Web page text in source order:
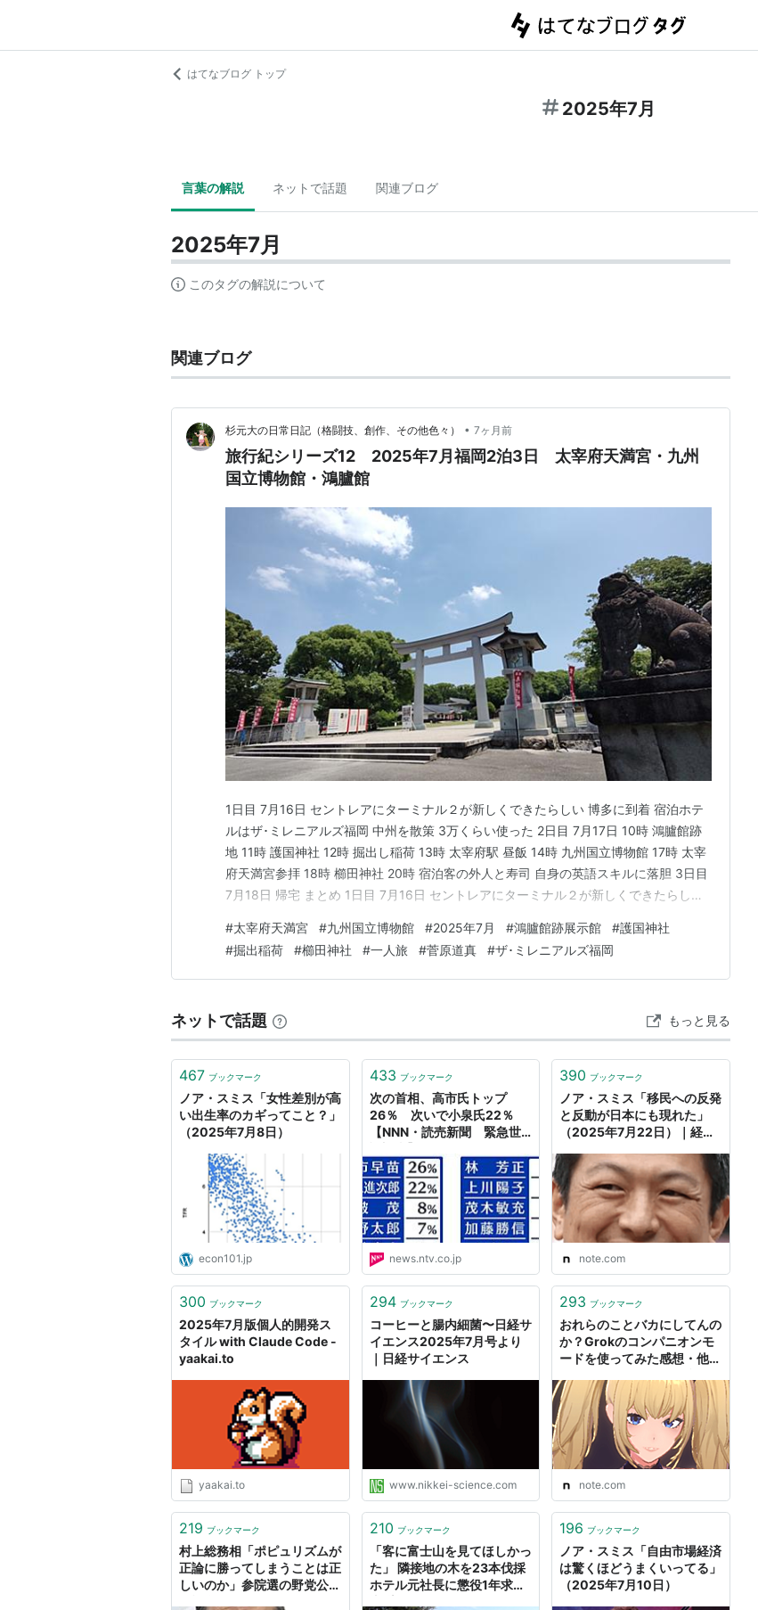
はてなブログ トップ
2025年7月
言葉の解説 ネットで話題 関連ブログ
2025年7月
このタグの解説について
関連ブログ
杉元大の日常日記（格闘技、創作、その他色々） • 7ヶ月前
旅行紀シリーズ12 2025年7月福岡2泊3日 太宰府天満宮・九州
国立博物館・鴻臚館
1日目 7月16日 セントレアにターミナル２が新しくできたらしい 博多に到着 宿泊ホテ
ルはザ･ミレニアルズ福岡 中州を散策 3万くらい使った 2日目 7月17日 10時 鴻臚館跡
地 11時 護国神社 12時 掘出し稲荷 13時 太宰府駅 昼飯 14時 九州国立博物館 17時 太宰
府天満宮参拝 18時 櫛田神社 20時 宿泊客の外人と寿司 自身の英語スキルに落胆 3日目
7月18日 帰宅 まとめ 1日目 7月16日 セントレアにターミナル２が新しくできたらしい
ってた商店街や温泉、土産物エリアは通らずに…
#太宰府天満宮 #九州国立博物館 #2025年7月 #鴻臚館跡展示館 #護国神社
#掘出稲荷 #櫛田神社 #一人旅 #菅原道真 #ザ･ミレニアルズ福岡
ネットで話題 もっと見る
467 ブックマーク
ノア・スミス「女性差別が高
い出生率のカギってこと？」
（2025年7月8日）
econ101.jp
433 ブックマーク
次の首相、高市氏トップ
26％ 次いで小泉氏22％
【NNN・読売新聞 緊急世
掲載）｜日テレNEWS NNN
news.ntv.co.jp
390 ブックマーク
ノア・スミス「移民への反発
と反動が日本にも現れた」
（2025年7月22日）｜経済
note.com
300 ブックマーク
2025年7月版個人的開発ス
タイル with Claude Code -
yaakai.to
yaakai.to
294 ブックマーク
コーヒーと腸内細菌〜日経サ
イエンス2025年7月号より
｜日経サイエンス
www.nikkei-science.com
293 ブックマーク
おれらのことバカにしてんの
か？Grokのコンパニオンモ
ードを使ってみた感想・他
｜人間が大好き
note.com
219 ブックマーク
村上総務相「ポピュリズムが
正論に勝ってしまうことは正
しいのか」参院選の野党公約
210 ブックマーク
「客に富士山を見てほしかっ
た」 隣接地の木を23本伐採
ホテル元社長に懲役1年求刑
196 ブックマーク
ノア・スミス「自由市場経済
は驚くほどうまくいってる」
（2025年7月10日）